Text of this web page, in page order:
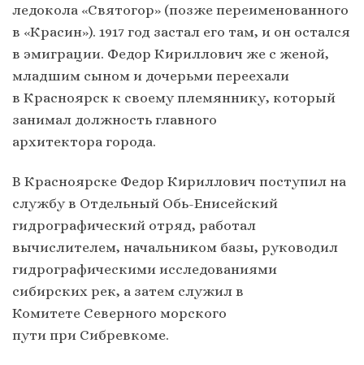
ледокола «Святогор» (позже переименованного
в «Красин»). 1917 год застал его там, и он остался
в эмиграции. Федор Кириллович же с женой,
младшим сыном и дочерьми переехали
в Красноярск к своему племяннику, который
занимал должность главного
архитектора города.
В Красноярске Федор Кириллович поступил на
службу в Отдельный Обь-Енисейский
гидрографический отряд, работал
вычислителем, начальником базы, руководил
гидрографическими исследованиями
сибирских рек, а затем служил в
Комитете Северного морского
пути при Сибревкоме.